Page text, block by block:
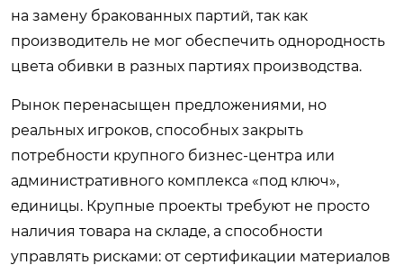
на замену бракованных партий, так как
производитель не мог обеспечить однородность
цвета обивки в разных партиях производства.
Рынок перенасыщен предложениями, но
реальных игроков, способных закрыть
потребности крупного бизнес-центра или
административного комплекса «под ключ»,
единицы. Крупные проекты требуют не просто
наличия товара на складе, а способности
управлять рисками: от сертификации материалов